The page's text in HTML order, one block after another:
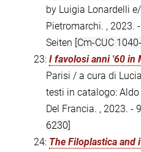
by Luigia Lonardelli
Pietromarchi. , 2023.
Seiten [Cm-CUC
23: I favolosi anni '60 in
Parisi / a cura di
testi in catalogo:
Del Francia. , 2023. -
6230]
24: The Filoplastica and